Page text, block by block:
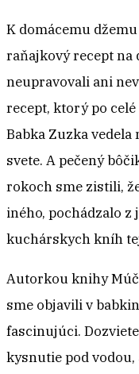
K domácemu
raňajkový recept na
neupravovali ani
recept, ktorý po
Babka Zuzka
svete. A pečený
rokoch sme zistili,
iného, pochádzalo
kuchárskych kníh
Autorkou knihy
sme objavili v
fascinujúci.
kysnutie pod